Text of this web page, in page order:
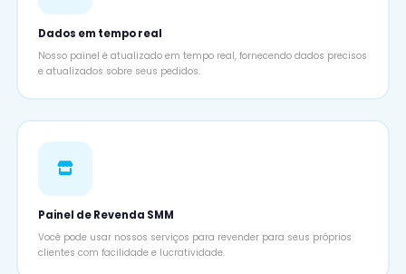
Dados em tempo real
Nosso painel é atualizado em tempo real, fornecendo dados precisos
e atualizados sobre seus pedidos.
Painel de Revenda SMM
Você pode usar nossos serviços para revender para seus próprios
clientes com facilidade e lucratividade.